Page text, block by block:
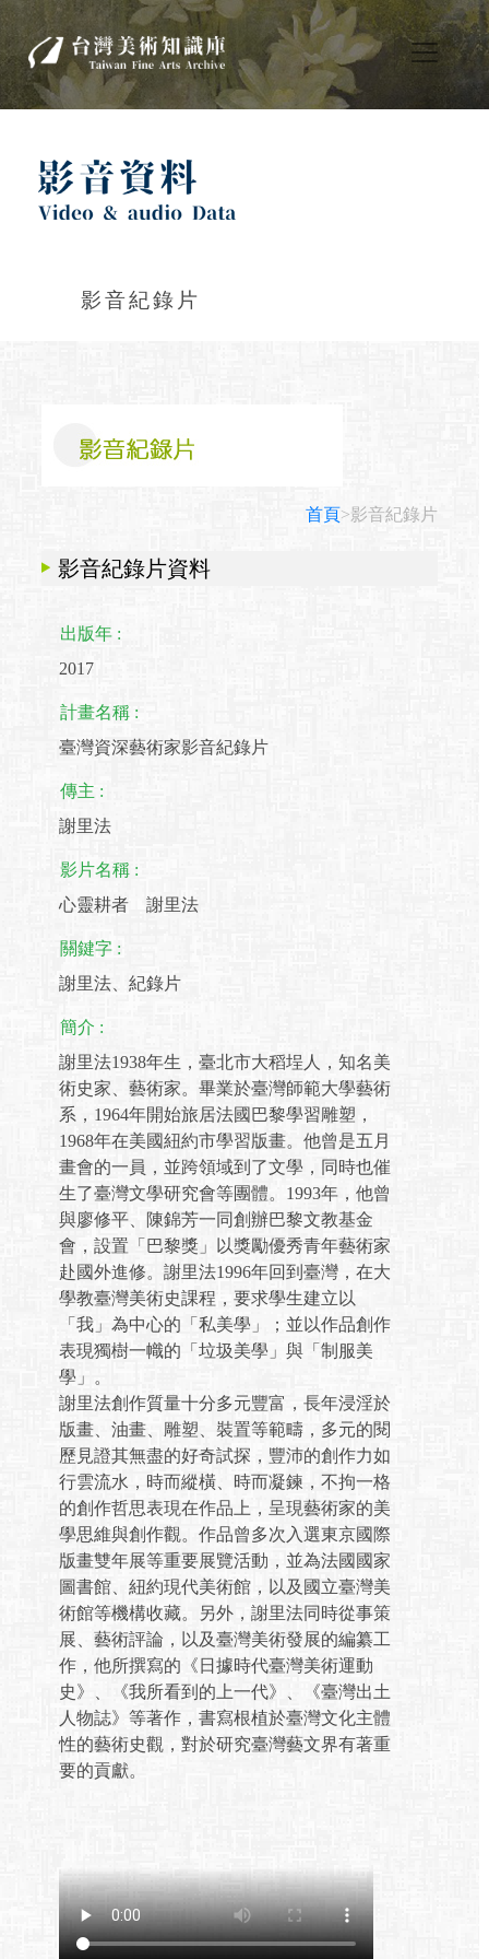
影音紀錄片
首頁>影音紀錄片
影音紀錄片資料
出版年 :
2017
計畫名稱 :
臺灣資深藝術家影音紀錄片
傳主 :
謝里法
影片名稱 :
心靈耕者 謝里法
關鍵字 :
謝里法、紀錄片
簡介 :
謝里法1938年生，臺北市大稻埕人，知名美
術史家、藝術家。畢業於臺灣師範大學藝術
系，1964年開始旅居法國巴黎學習雕塑，
1968年在美國紐約市學習版畫。他曾是五月
畫會的一員，並跨領域到了文學，同時也催
生了臺灣文學研究會等團體。1993年，他曾
與廖修平、陳錦芳一同創辦巴黎文教基金
會，設置「巴黎獎」以獎勵優秀青年藝術家
赴國外進修。謝里法1996年回到臺灣，在大
學教臺灣美術史課程，要求學生建立以
「我」為中心的「私美學」；並以作品創作
表現獨樹一幟的「垃圾美學」與「制服美
學」。
謝里法創作質量十分多元豐富，長年浸淫於
版畫、油畫、雕塑、裝置等範疇，多元的閱
歷見證其無盡的好奇試探，豐沛的創作力如
行雲流水，時而縱橫、時而凝鍊，不拘一格
的創作哲思表現在作品上，呈現藝術家的美
學思維與創作觀。作品曾多次入選東京國際
版畫雙年展等重要展覽活動，並為法國國家
圖書館、紐約現代美術館，以及國立臺灣美
術館等機構收藏。另外，謝里法同時從事策
展、藝術評論，以及臺灣美術發展的編纂工
作，他所撰寫的《日據時代臺灣美術運動
史》、《我所看到的上一代》、《臺灣出土
人物誌》等著作，書寫根植於臺灣文化主體
性的藝術史觀，對於研究臺灣藝文界有著重
要的貢獻。